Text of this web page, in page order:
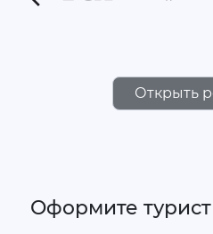
Открыть
Оформите